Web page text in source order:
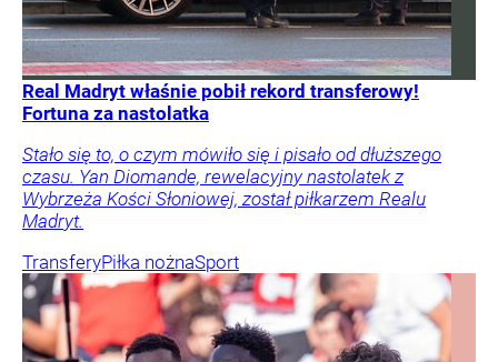
Real Madryt właśnie pobił rekord transferowy!
Fortuna za nastolatka
Stało się to, o czym mówiło się i pisało od dłuższego
czasu. Yan Diomande, rewelacyjny nastolatek z
Wybrzeża Kości Słoniowej, został piłkarzem Realu
Madryt.
TransferyPiłka nożnaSport